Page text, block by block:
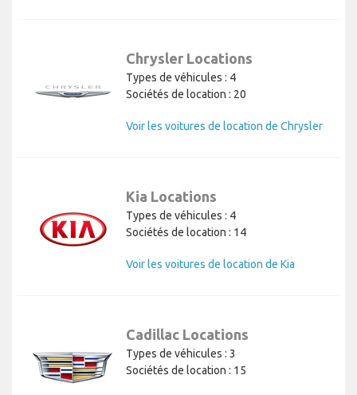
Chrysler Locations
Types de véhicules : 4
Sociétés de location : 20
Voir les voitures de location de Chrysler
Kia Locations
Types de véhicules : 4
Sociétés de location : 14
Voir les voitures de location de Kia
Cadillac Locations
Types de véhicules : 3
Sociétés de location : 15